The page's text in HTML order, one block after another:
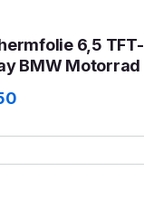
6,5 TFT-
BMW Motorrad